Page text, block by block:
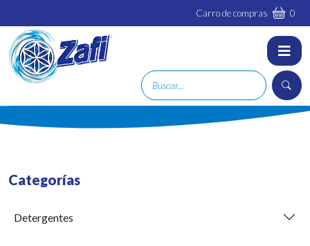
Carro de compras 0
Categorías
Detergentes